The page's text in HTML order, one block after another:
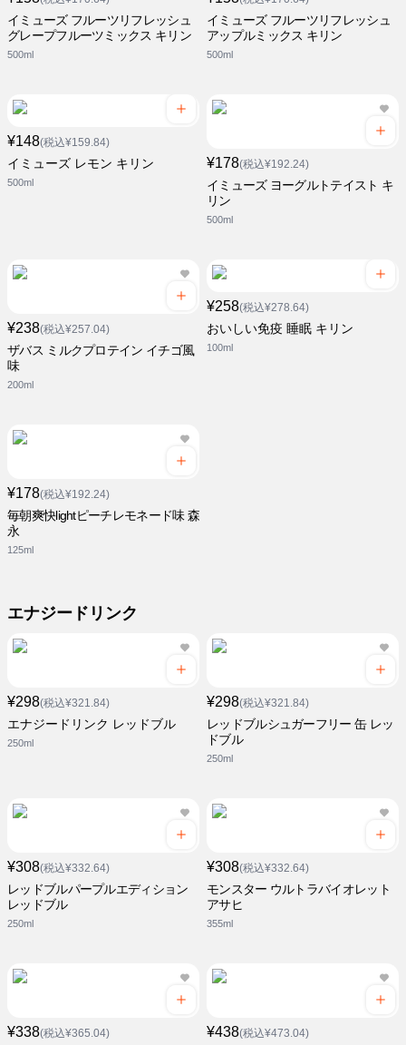
イミューズ フルーツリフレッシュ
グレープフルーツミックス キリン
500ml
イミューズ フルーツリフレッシュ
アップルミックス キリン
500ml
¥148(税込¥159.84)
イミューズ レモン キリン
500ml
¥178(税込¥192.24)
イミューズ ヨーグルトテイスト キ
リン
500ml
¥238(税込¥257.04)
ザバス ミルクプロテイン イチゴ風
味
200ml
¥258(税込¥278.64)
おいしい免疫 睡眠 キリン
100ml
¥178(税込¥192.24)
毎朝爽快lightピーチレモネード味 森
永
125ml
エナジードリンク
¥298(税込¥321.84)
エナジードリンク レッドブル
250ml
¥298(税込¥321.84)
レッドブルシュガーフリー 缶 レッ
ドブル
250ml
¥308(税込¥332.64)
レッドブルパープルエディション
レッドブル
250ml
¥308(税込¥332.64)
モンスター ウルトラバイオレット
アサヒ
355ml
¥338(税込¥365.04) ¥438(税込¥473.04)